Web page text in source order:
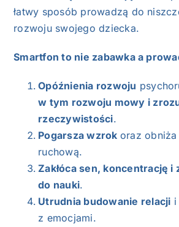
łatwy sposób prowadzą do
rozwoju swojego dziecka.
Smartfon to nie zabawka a
Opóźnienia rozwoju
w tym rozwoju mowy i
rzeczywistości.
Pogarsza wzrok oraz
ruchową.
Zakłóca sen, koncentrację i
do nauki.
Utrudnia budowanie relacji i
z emocjami.